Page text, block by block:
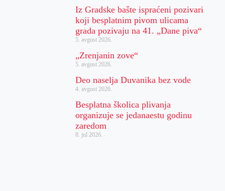
Iz Gradske bašte ispraćeni pozivari
koji besplatnim pivom ulicama
grada pozivaju na 41. „Dane piva“
5. avgust 2026.
„Zrenjanin zove“
5. avgust 2026.
Deo naselja Duvanika bez vode
4. avgust 2026.
Besplatna školica plivanja
organizuje se jedanaestu godinu
zaredom
8. jul 2026.